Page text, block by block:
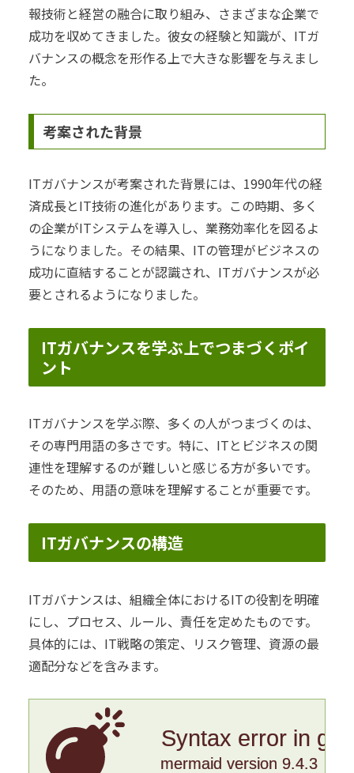
報技術と経営の融合に取り組み、さまざまな企業で
成功を収めてきました。彼女の経験と知識が、ITガ
バナンスの概念を形作る上で大きな影響を与えまし
た。
考案された背景
ITガバナンスが考案された背景には、1990年代の経
済成長とIT技術の進化があります。この時期、多く
の企業がITシステムを導入し、業務効率化を図るよ
うになりました。その結果、ITの管理がビジネスの
成功に直結することが認識され、ITガバナンスが必
要とされるようになりました。
ITガバナンスを学ぶ上でつまづくポイ
ント
ITガバナンスを学ぶ際、多くの人がつまづくのは、
その専門用語の多さです。特に、ITとビジネスの関
連性を理解するのが難しいと感じる方が多いです。
そのため、用語の意味を理解することが重要です。
ITガバナンスの構造
ITガバナンスは、組織全体におけるITの役割を明確
にし、プロセス、ルール、責任を定めたものです。
具体的には、IT戦略の策定、リスク管理、資源の最
適配分などを含みます。
Syntax error in
mermaid version 9.4.3